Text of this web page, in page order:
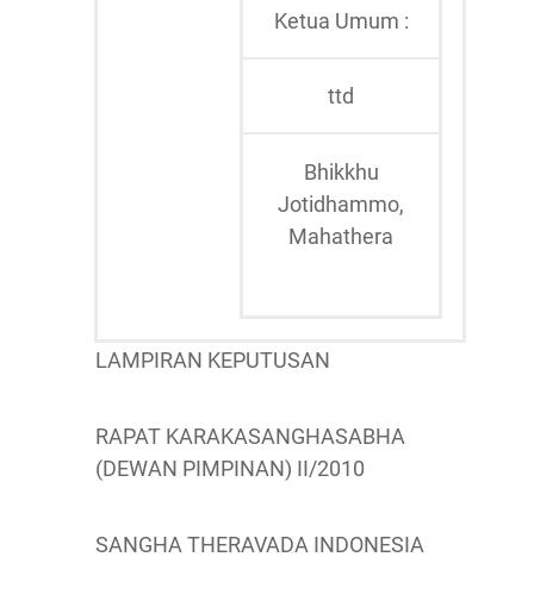
Ketua Umum :
ttd
Bhikkhu
Jotidhammo,
Mahathera
LAMPIRAN KEPUTUSAN
RAPAT KARAKASANGHASABHA
(DEWAN PIMPINAN) II/2010
SANGHA THERAVADA INDONESIA